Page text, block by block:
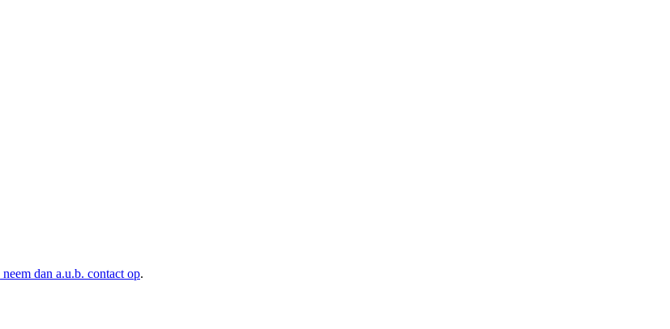
neem dan a.u.b. contact op.